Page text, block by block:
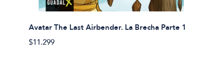
Avatar The Last Airbender. La Brecha Parte 1
$11.299